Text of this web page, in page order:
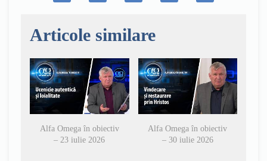
Articole similare
Alfa Omega în obiectiv
– 23 iulie 2026
Alfa Omega în obiectiv
– 30 iulie 2026